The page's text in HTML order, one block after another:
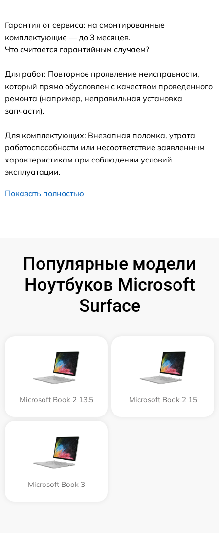
Гарантия от сервиса: на смонтированные
комплектующие — до 3 месяцев.
Что считается гарантийным случаем?
Для работ: Повторное проявление неисправности,
который прямо обусловлен с качеством проведенного
ремонта (например, неправильная установка
запчасти).
Для комплектующих: Внезапная поломка, утрата
работоспособности или несоответствие заявленным
характеристикам при соблюдении условий
эксплуатации.
Показать полностью
Популярные модели
Ноутбуков Microsoft
Surface
Microsoft Book 2 13.5 Microsoft Book 2 15
Microsoft Book 3